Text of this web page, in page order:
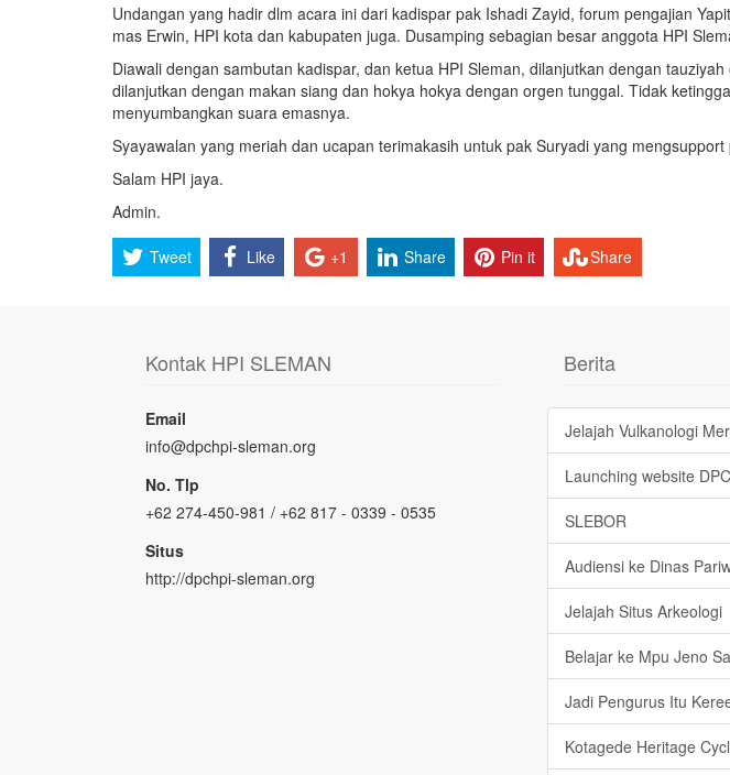
Undangan yang hadir dlm acara ini dari kadispar pak Ishadi Zayid, forum pengajian
mas Erwin, HPI kota dan kabupaten juga. Dusamping sebagian besar anggota HPI
Diawali dengan sambutan kadispar, dan ketua HPI Sleman, dilanjutkan dengan
dilanjutkan dengan makan siang dan hokya hokya dengan orgen tunggal. Tidak
menyumbangkan suara emasnya.
Syayawalan yang meriah dan ucapan terimakasih untuk pak Suryadi yang
Salam HPI jaya.
Admin.
Tweet Like +1 Share Pin it Share
Kontak HPI SLEMAN
Email
info@dpchpi-sleman.org
No. Tlp
+62 274-450-981 / +62 817 - 0339 - 0535
Situs
http://dpchpi-sleman.org
Berita
Jelajah Vulkanologi
Launching website
SLEBOR
Audiensi ke Dinas
Jelajah Situs Arkeologi
Belajar ke Mpu Jeno
Jadi Pengurus Itu
Kotagede Heritage